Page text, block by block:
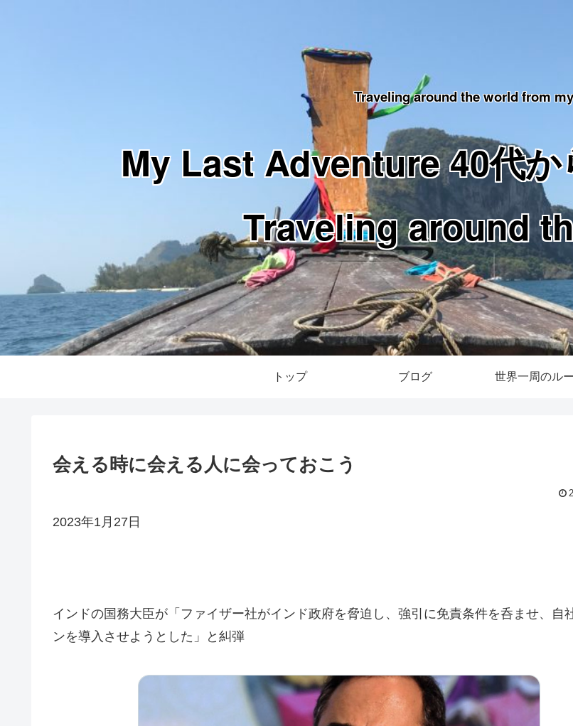
Traveling around the world from
My Last Adventure 40代か
Traveling around
トップ ブログ 世界一周のル
会える時に会える人に会っておこう
2023年1月27日
インドの国務大臣が「ファイザー社がインド政府を脅迫し、強引に免責条件を呑ませ、自
ンを導入させようとした」と糾弾